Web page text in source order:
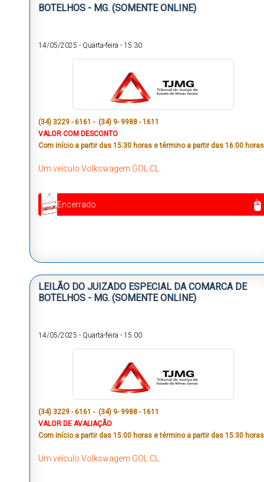
BOTELHOS - MG. (SOMENTE ONLINE)
14/05/2025 - Quarta-feira - 15:30
(34) 3229 - 6161 - (34) 9- 9988 - 1611
VALOR COM DESCONTO
Com início a partir das 15:30 horas e término a partir das 16:00
Um veículo Volkswagem GOL CL.
Encerrado
LEILÃO DO JUIZADO ESPECIAL DA COMARCA DE
BOTELHOS - MG. (SOMENTE ONLINE)
14/05/2025 - Quarta-feira - 15:00
(34) 3229 - 6161 - (34) 9- 9988 - 1611
VALOR DE AVALIAÇÃO
Com início a partir das 15:00 horas e término a partir das 15:30
Um veículo Volkswagem GOL CL.